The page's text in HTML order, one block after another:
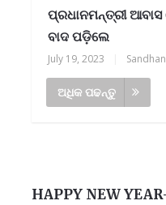
ପ୍ରଧାନମନ୍ତ୍ରୀ
ବାଦ ପଡ଼ିଲେ
July 19, 2023
ଅଧିକ ପଢନ୍ତୁ
HAPPY NEW